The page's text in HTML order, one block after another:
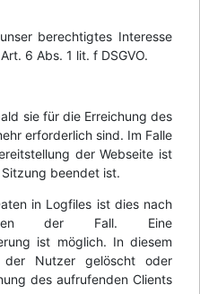
berechtigtes Interesse
6 Abs. 1 lit. f DSGVO.
sie für die Erreichung des
erforderlich sind. Im Falle
der Webseite ist
beendet ist.
in Logfiles ist dies nach
der Fall. Eine
ist möglich. In diesem
der Nutzer gelöscht oder
des aufrufenden Clients